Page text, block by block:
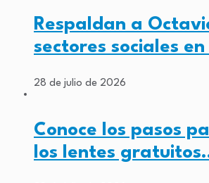
Respaldan a
sectores sociales
28 de julio de 2026
Conoce los pasos
los lentes